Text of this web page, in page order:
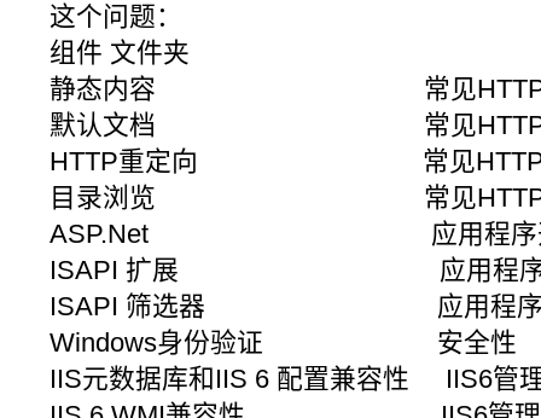
这个问题：
组件 文件夹
静态内容 常见HTTP
默认文档 常见HTTP
HTTP重定向 常见HTTP
目录浏览 常见HTTP
ASP.Net 应用程序开
ISAPI 扩展 应用程序开
ISAPI 筛选器 应用程序开
Windows身份验证 安全性
IIS元数据库和IIS 6 配置兼容性 IIS6管